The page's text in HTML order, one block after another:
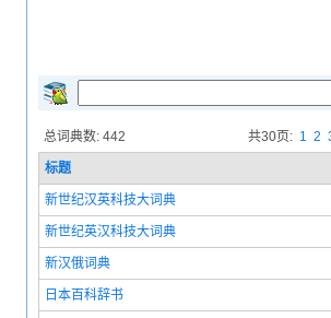
总词典数: 442 共30页: 1 2
标题
新世纪汉英科技大词典
新世纪英汉科技大词典
新汉俄词典
日本百科辞书